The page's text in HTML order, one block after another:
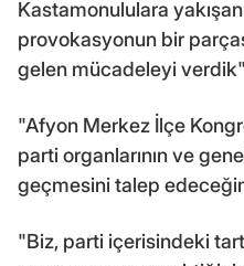
Kastamonululara
provokasyonun bir
gelen mücadeleyi
"Afyon Merkez İlçe
parti organlarının ve
geçmesini talep
"Biz, parti içerisindeki